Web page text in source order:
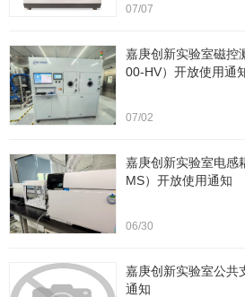
07/07
嘉庚创新实验室磁控
00-HV）开放使用通
07/02
嘉庚创新实验室电感
MS）开放使用通知
06/30
嘉庚创新实验室公共
通知